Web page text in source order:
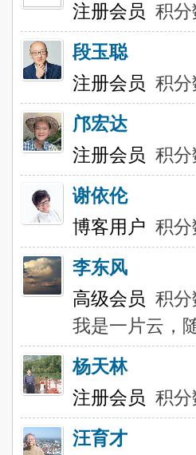
注册会员 积分
段玉聪
注册会员 积分
邝宏达
注册会员 积分
谢依伦
博客用户 积分
李东风
高级会员 积
我是一片云，
杨天林
注册会员 积分
汪育才